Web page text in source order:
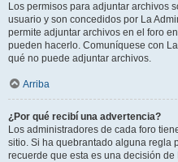
Los permisos para adjuntar archivos
usuario y son concedidos por La
permite adjuntar archivos en el foro
pueden hacerlo. Comuníquese con
qué no puede adjuntar archivos.
Arriba
¿Por qué recibí una advertencia?
Los administradores de cada foro
sitio. Si ha quebrantado alguna regla
recuerde que esta es una decisión